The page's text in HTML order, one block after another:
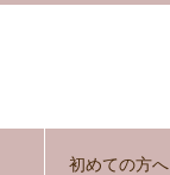
初めての方へ